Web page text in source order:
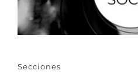
Secciones